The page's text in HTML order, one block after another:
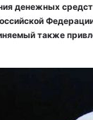
денежных
также